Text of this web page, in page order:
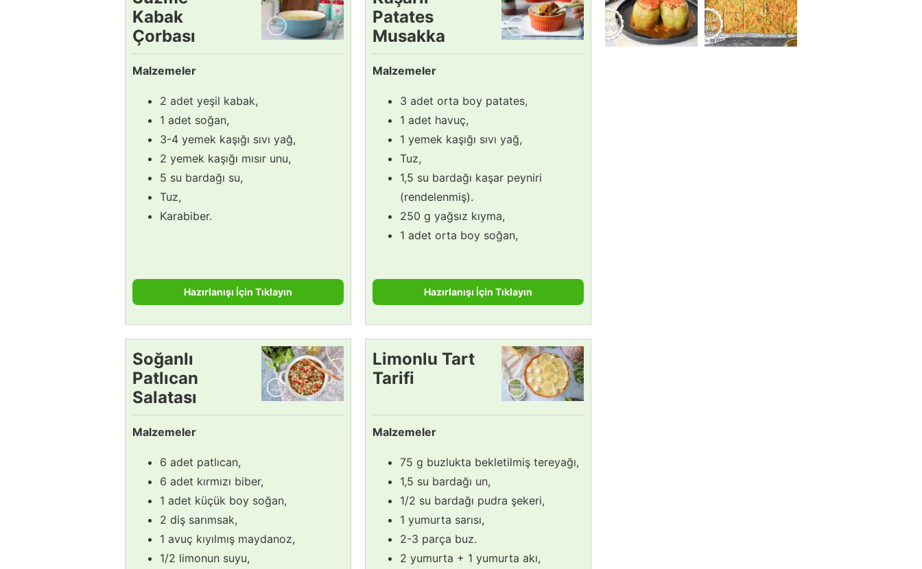
Kabak
Çorbası
Tarifi
Malzemeler
2 adet yeşil kabak,
1 adet soğan,
3-4 yemek kaşığı sıvı yağ,
2 yemek kaşığı mısır unu,
5 su bardağı su,
Tuz,
Karabiber.
Hazırlanışı İçin Tıklayın
Patates
Musakka
Tarifi
Malzemeler
3 adet orta boy patates,
1 adet havuç,
1 yemek kaşığı sıvı yağ,
Tuz,
1,5 su bardağı kaşar peyniri
(rendelenmiş).
250 g yağsız kıyma,
1 adet orta boy soğan,
Hazırlanışı İçin Tıklayın
Soğanlı
Patlıcan
Salatası
Tarifi
Malzemeler
6 adet patlıcan,
6 adet kırmızı biber,
1 adet küçük boy soğan,
2 diş sarımsak,
1 avuç kıyılmış maydanoz,
1/2 limonun suyu,
Limonlu Tart
Tarifi
Malzemeler
75 g buzlukta bekletilmiş tereyağı,
1,5 su bardağı un,
1/2 su bardağı pudra şekeri,
1 yumurta sarısı,
2-3 parça buz.
2 yumurta + 1 yumurta akı,